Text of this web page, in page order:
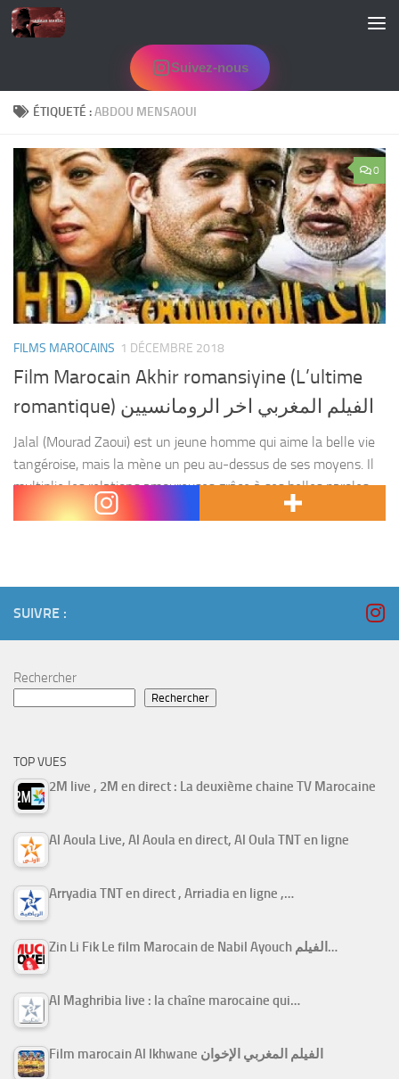
Skip to content
Suivez-nous
ÉTIQUETÉ :ABDOU MENSAOUI
0
FILMS MAROCAINS 1 DÉCEMBRE 2018
Film Marocain Akhir romansiyine (L’ultime
romantique) الفيلم المغربي اخر الرومانسيين
Jalal (Mourad Zaoui) est un jeune homme qui aime la belle vie
tangéroise, mais la mène un peu au-dessus de ses moyens. Il
multiplie les relations amoureuses grâce à ses belles paroles
romantiques, mais...
SUIVRE :
Rechercher
Rechercher
TOP VUES
2M live , 2M en direct : La deuxième chaine TV Marocaine
Al Aoula Live, Al Aoula en direct, Al Oula TNT en ligne
Arryadia TNT en direct , Arriadia en ligne ,…
Zin Li Fik Le film Marocain de Nabil Ayouch الفيلم…
Al Maghribia live : la chaîne marocaine qui…
Film marocain Al Ikhwane الفيلم المغربي الإخوان